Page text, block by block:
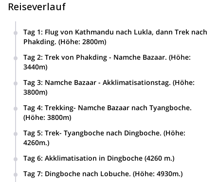
Reiseverlauf
Tag 1: Flug von Kathmandu nach Lukla, dann Trek nach
Phakding. (Höhe: 2800m)
Tag 2: Trek von Phakding - Namche Bazaar. (Höhe:
3440m)
Tag 3: Namche Bazaar - Akklimatisationstag. (Höhe:
3800m)
Tag 4: Trekking- Namche Bazaar nach Tyangboche.
(Höhe: 3800m)
Tag 5: Trek- Tyangboche nach Dingboche. (Höhe:
4260m.)
Tag 6: Akklimatisation in Dingboche (4260 m.)
Tag 7: Dingboche nach Lobuche. (Höhe: 4930m.)